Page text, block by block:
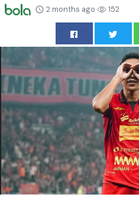
2 months ago 152